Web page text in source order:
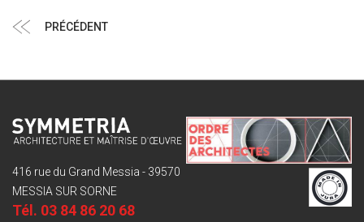
de
Article
PRÉCÉDENT
416 rue du Grand Messia - 39570
MESSIA SUR SORNE
Tél. 03 84 86 20 68